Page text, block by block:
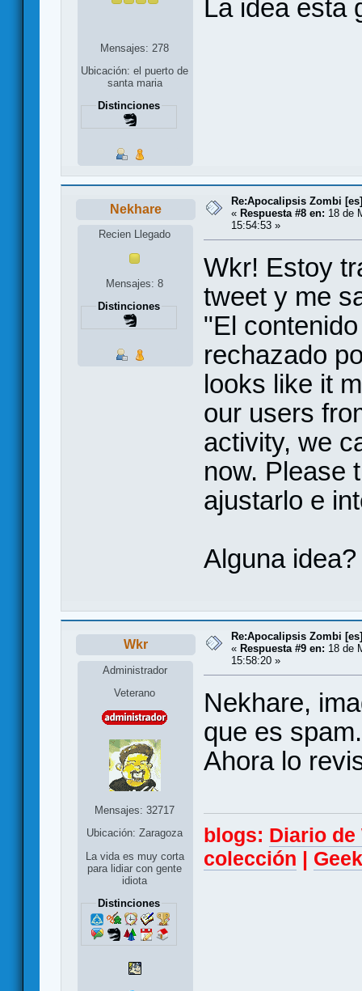
Mensajes: 278
Ubicación: el puerto de
santa maria
Distinciones
La idea esta
Nekhare
Recien Llegado
Mensajes: 8
Distinciones
Re:Apocalipsis Zombi [es]
« Respuesta #8 en: 18 de
15:54:53 »
Wkr! Estoy
tweet y me
"El
rechazado
looks like it
our users
activity, we
now. Please
ajustarlo e
Alguna idea?
Wkr
Administrador
Veterano
Mensajes: 32717
Ubicación: Zaragoza
La vida es muy corta
para lidiar con gente
idiota
Distinciones
Re:Apocalipsis Zombi [es]
« Respuesta #9 en: 18 de
15:58:20 »
Nekhare,
que es
Ahora lo
blogs: Diario
colección